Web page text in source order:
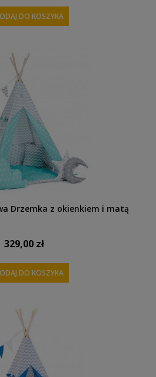
DO KOSZYKA
Drzemka z okienkiem i matą
329,00 zł
DO KOSZYKA